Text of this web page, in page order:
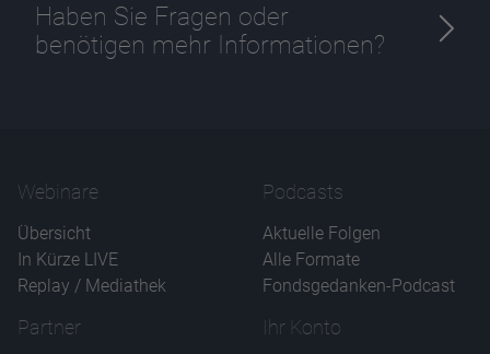
Haben Sie Fragen oder
benötigen mehr Informationen?
Webinare
Übersicht
In Kürze LIVE
Replay / Mediathek
Podcasts
Aktuelle Folgen
Alle Formate
Fondsgedanken-Podcast
Partner Ihr Konto